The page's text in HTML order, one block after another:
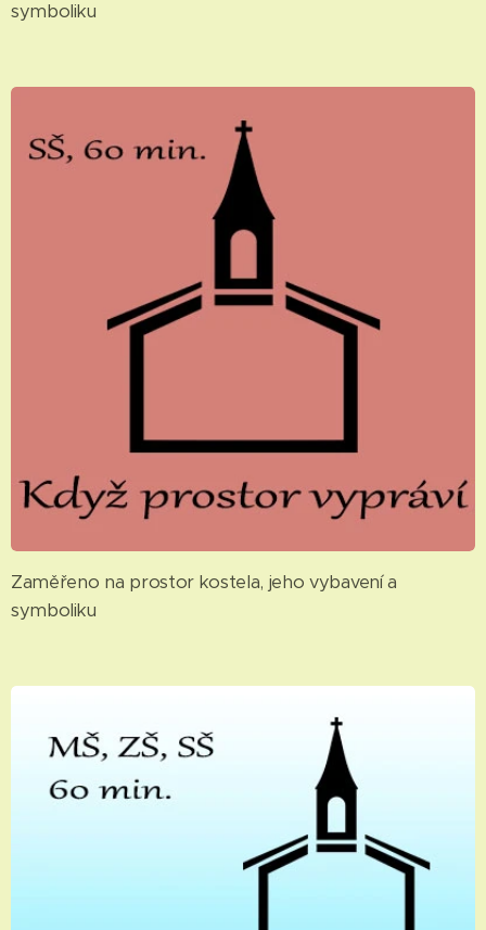
symboliku
Zaměřeno na prostor kostela, jeho vybavení a
symboliku